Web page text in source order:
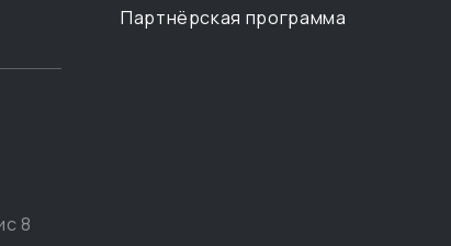
8
Партнёрская программа